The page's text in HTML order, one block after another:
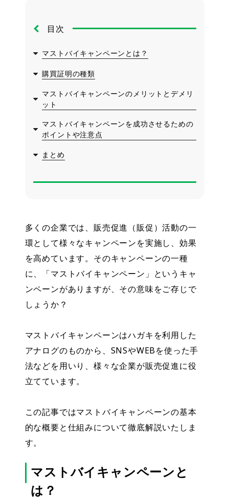
目次
マストバイキャンペーンとは？
購買証明の種類
マストバイキャンペーンのメリットとデメリ
ット
マストバイキャンペーンを成功させるための
ポイントや注意点
まとめ
多くの企業では、販売促進（販促）活動の一
環として様々なキャンペーンを実施し、効果
を高めています。そのキャンペーンの一種
に、「マストバイキャンペーン」というキャ
ンペーンがありますが、その意味をご存じで
しょうか？
マストバイキャンペーンはハガキを利用した
アナログのものから、SNSやWEBを使った手
法などを用いり、様々な企業が販売促進に役
立てています。
この記事ではマストバイキャンペーンの基本
的な概要と仕組みについて徹底解説いたしま
す。
マストバイキャンペーンと
は？